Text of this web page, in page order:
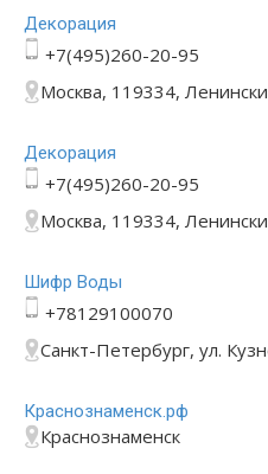
Декорация
+7(495)260-20-95
Москва, 119334,
Декорация
+7(495)260-20-95
Москва, 119334,
Шифр Воды
+78129100070
Санкт-Петербург, ул.
Краснознаменск.рф
Краснознаменск